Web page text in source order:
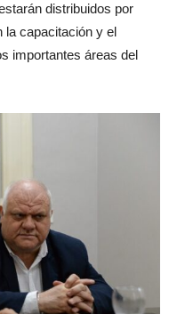
distribuidos por
la capacitación y el
importantes áreas del